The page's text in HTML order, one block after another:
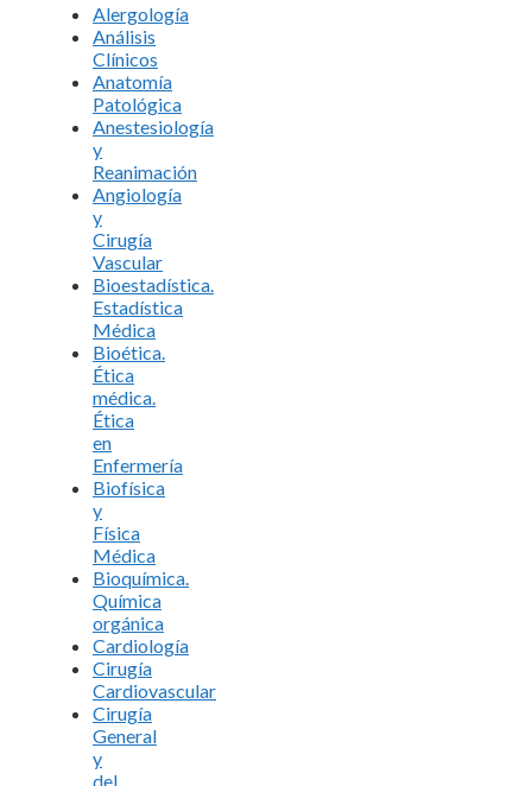
Alergología
Análisis
Clínicos
Anatomía
Patológica
Anestesiología
y
Reanimación
Angiología
y
Cirugía
Vascular
Bioestadística.
Estadística
Médica
Bioética.
Ética
médica.
Ética
en
Enfermería
Biofísica
y
Física
Médica
Bioquímica.
Química
orgánica
Cardiología
Cirugía
Cardiovascular
Cirugía
General
y
del